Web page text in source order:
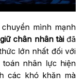
mình mạnh
chân nhân tàiđã
lớn nhất đối với
toán nhân lực hiện
các khó khăn mà